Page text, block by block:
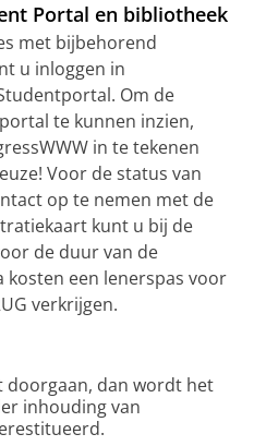
Portal en bibliotheek
met bijbehorend
u inloggen in
Om de
te kunnen inzien,
in te tekenen
Voor de status van
op te nemen met de
kunt u bij de
de duur van de
kosten een lenerspas voor
verkrijgen.
doorgaan, dan wordt het
inhouding van